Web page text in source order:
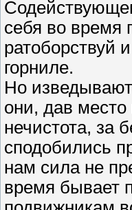
себя во время
ратоборствуй
горниле.
Но
они, дав место
нечистота, за
сподобились
нам сила не
время бывает